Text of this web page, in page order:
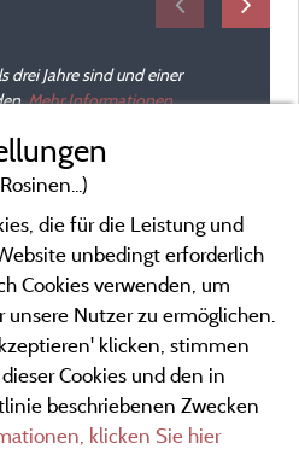
drei Jahre sind und einer
Mehr Informationen
die für die Leistung und
unbedingt erforderlich
Cookies verwenden, um
Nutzer zu ermöglichen.
klicken, stimmen
Cookies und den in
beschriebenen Zwecken
klicken Sie hier